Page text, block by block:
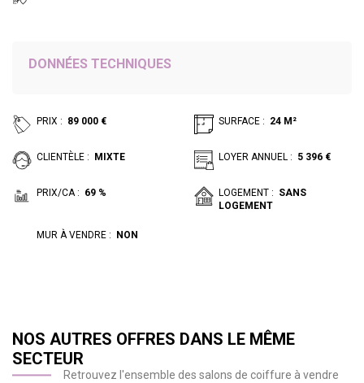
DONNÉES TECHNIQUES
PRIX : 89 000 € SURFACE : 24 M²
CLIENTÈLE : MIXTE LOYER ANNUEL : 5 396 €
PRIX/CA : 69 % LOGEMENT : SANS
LOGEMENT
MUR À VENDRE : NON
NOS AUTRES OFFRES DANS LE MÊME
SECTEUR
Retrouvez l'ensemble des salons de coiffure à vendre